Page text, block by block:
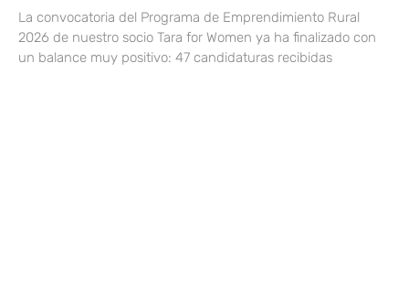
La convocatoria del Programa de Emprendimiento Rural
2026 de nuestro socio Tara for Women ya ha finalizado con
un balance muy positivo: 47 candidaturas recibidas